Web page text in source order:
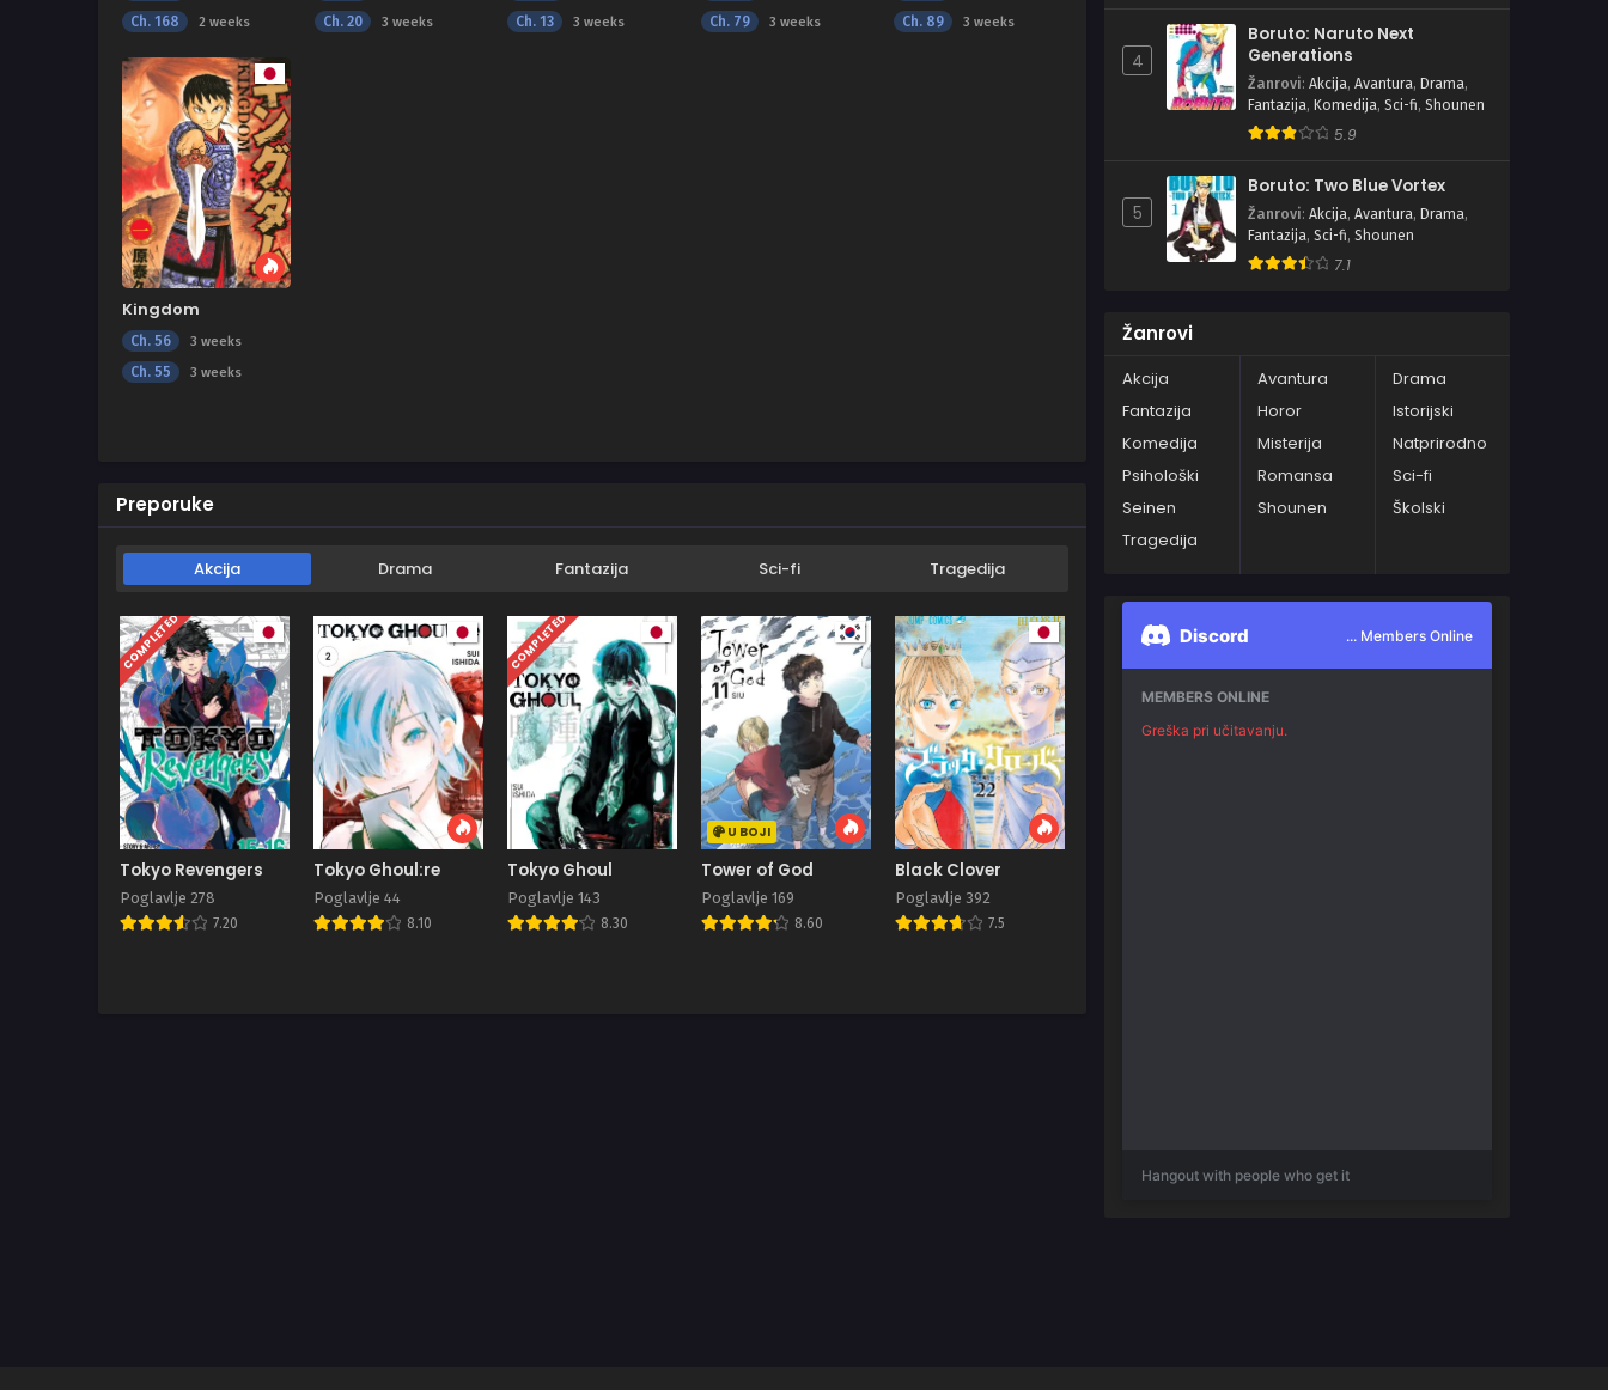
Ch. 168 2 weeks Ch. 20 3 weeks Ch. 13 3 weeks Ch. 79 3 weeks Ch. 89 3 weeks
Kingdom
Ch. 56 3 weeks
Ch. 55 3 weeks
Preporuke
Akcija Drama Fantazija Sci-fi Tragedija
COMPLETED
Tokyo Revengers
Poglavlje 278
7.20
Tokyo Ghoul:re
Poglavlje 44
8.10
COMPLETED
Tokyo Ghoul
Poglavlje 143
8.30
U BOJI
Tower of God
Poglavlje 169
8.60
Black Clover
Poglavlje 392
7.5
4
Boruto: Naruto Next
Generations
Žanrovi: Akcija, Avantura, Drama,
Fantazija, Komedija, Sci-fi, Shounen
5.9
5
Boruto: Two Blue Vortex
Žanrovi: Akcija, Avantura, Drama,
Fantazija, Sci-fi, Shounen
7.1
Žanrovi
Akcija Avantura
Drama
Fantazija
Horor
Istorijski
Komedija
Misterija
Natprirodno
Psihološki
Romansa
Sci-fi
Seinen
Shounen
Školski
Tragedija
Discord ... Members Online
MEMBERS ONLINE
Greška pri učitavanju.
Hangout with people who get it